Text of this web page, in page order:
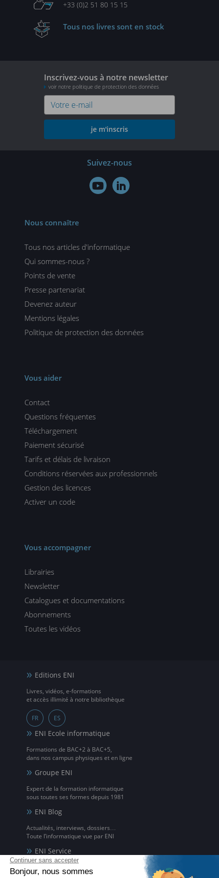
+33 (0)2 51 80 15 15
Tous nos livres sont en stock
Inscrivez-vous à notre newsletter
voir notre politique de protection des données
je m'inscris
Suivez-nous
 
Nous connaître
Tous nos articles d'informatique
Qui sommes-nous ?
Points de vente
Presse partenariat
Devenez auteur
Mentions légales
Politique de protection des données
Vous aider
Contact
Questions fréquentes
Téléchargement
Paiement sécurisé
Tarifs et délais de livraison
Conditions réservées aux professionnels
Gestion des licences
Activer un code
Vous accompagner
Librairies
Newsletter
Catalogues et documentations
Abonnements
Toutes les vidéos
Editions ENI
Livres, vidéos, e-formations
et accès illimité à notre bibliothèque
FR ES
ENI Ecole informatique
Formations de BAC+2 à BAC+5,
dans nos campus physiques et en ligne
Groupe ENI
Expert de la formation informatique
sous toutes ses formes depuis 1981
ENI Blog
Actualités, interviews, dossiers…
Toute l’informatique vue par ENI
ENI Service
Formations avec formateur à l'informatique,
à distance ou en présentiel